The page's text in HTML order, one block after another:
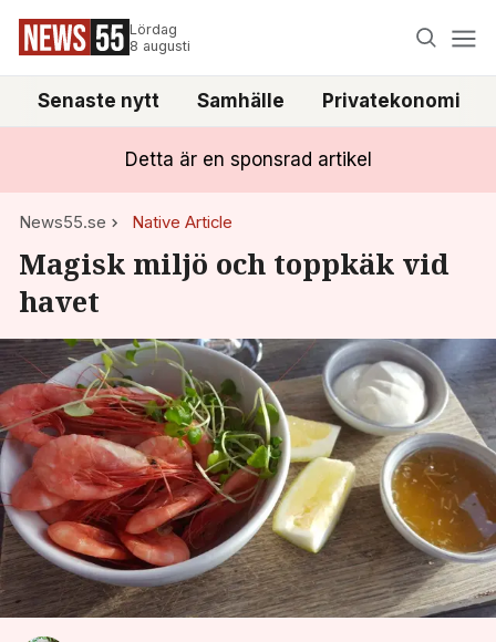
Lördag
8 augusti
Senaste nytt Samhälle Privatekonomi
Detta är en sponsrad artikel
News55.se Native Article
Magisk miljö och toppkäk vid
havet